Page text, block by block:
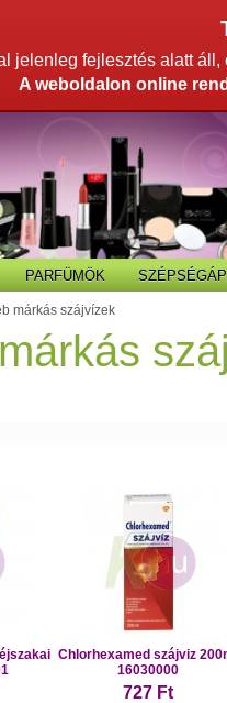
jelenleg fejlesztés alatt
A weboldalon online
PARFÜMÖK
márkás szájvízek
Chlorhexamed szájviz
16030000
727 Ft